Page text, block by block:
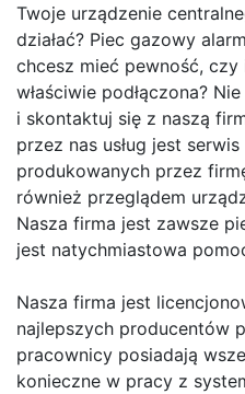
Twoje urządzenie
działać? Piec gazowy
chcesz mieć pewność,
właściwie podłączona?
i skontaktuj się z naszą
przez nas usług jest
produkowanych przez
również przeglądem
Nasza firma jest zawsze
jest natychmiastowa
Nasza firma jest
najlepszych producentów
pracownicy posiadają
konieczne w pracy z